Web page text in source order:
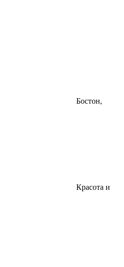
Бостон,
Красота и